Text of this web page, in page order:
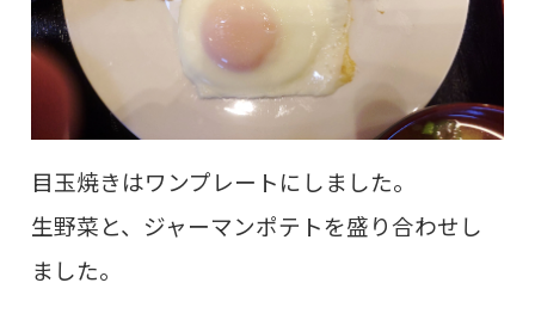
目玉焼きはワンプレートにしました。
生野菜と、ジャーマンポテトを盛り合わせし
ました。